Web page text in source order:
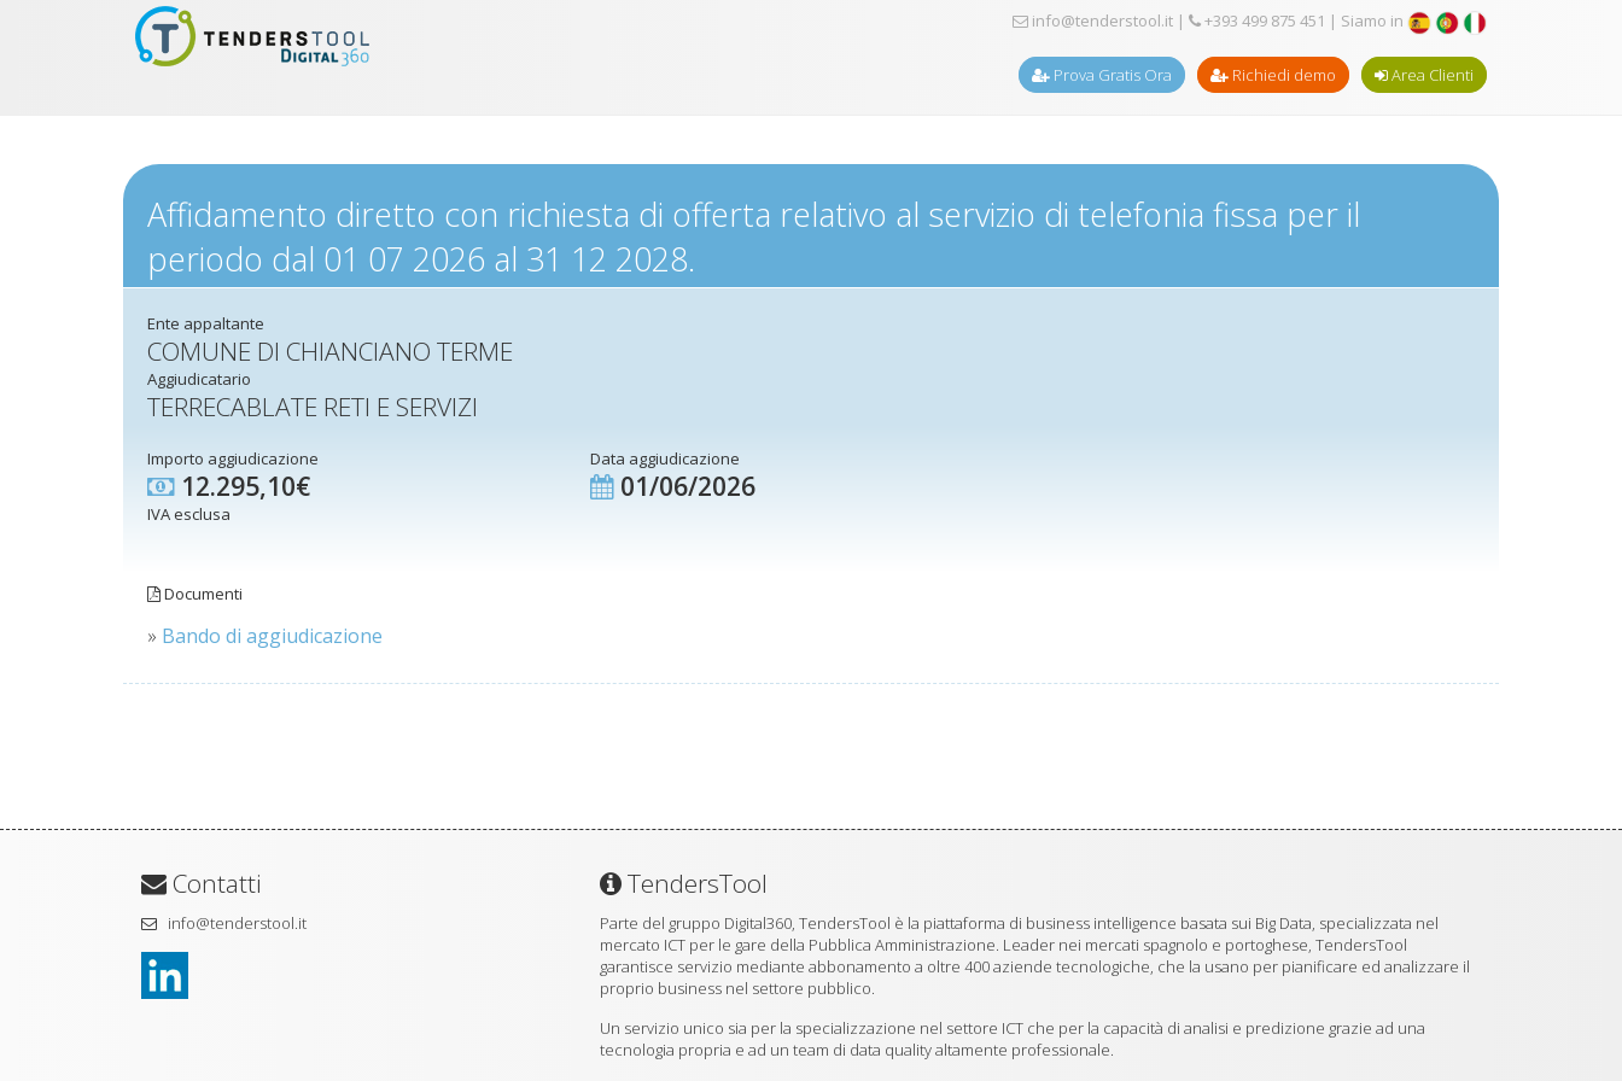
info@tenderstool.it | +393 499 875 451 | Siamo in
Prova Gratis Ora Richiedi demo Area Clienti
Affidamento diretto con richiesta di offerta relativo al servizio di telefonia fissa per il
periodo dal 01 07 2026 al 31 12 2028.
Ente appaltante
COMUNE DI CHIANCIANO TERME
Aggiudicatario
TERRECABLATE RETI E SERVIZI
Importo aggiudicazione
12.295,10€
IVA esclusa
Data aggiudicazione
01/06/2026
Documenti
» Bando di aggiudicazione
Contatti
info@tenderstool.it
TendersTool
Parte del gruppo Digital360, TendersTool è la piattaforma di business intelligence basata sui Big Data, specializzata nel
mercato ICT per le gare della Pubblica Amministrazione. Leader nei mercati spagnolo e portoghese, TendersTool
garantisce servizio mediante abbonamento a oltre 400 aziende tecnologiche, che la usano per pianificare ed analizzare il
proprio business nel settore pubblico.
Un servizio unico sia per la specializzazione nel settore ICT che per la capacità di analisi e predizione grazie ad una
tecnologia propria e ad un team di data quality altamente professionale.